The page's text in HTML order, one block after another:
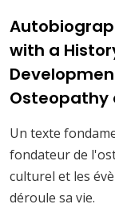
with a
Osteopathy
Un texte
fondateur de
culturel et les
déroule sa vie.